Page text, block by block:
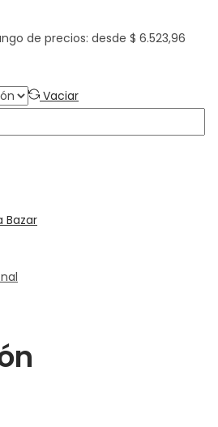
de precios: desde $ 6.523,96
Vaciar
Bazar